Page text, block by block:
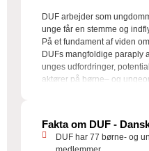
DUF arbejder som
unge får en stemme og
På et fundament af viden
DUFs mangfoldige paraply
unges udfordringer,
aktører på børne– og
DUF arbejder for at skabe
Fakta om DUF -
DUF har 77 børne- og